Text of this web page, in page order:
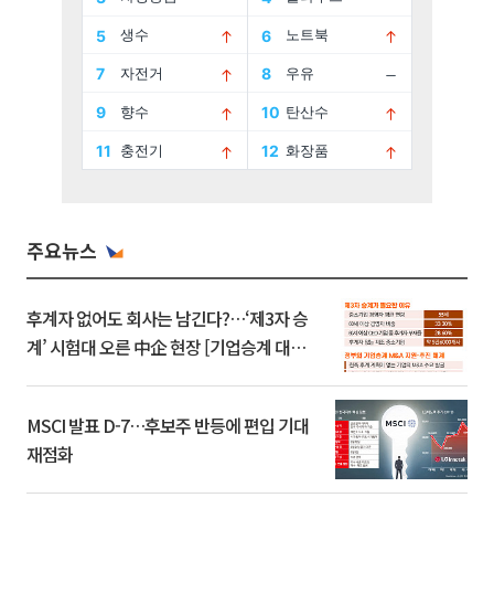
주요뉴스
후계자 없어도 회사는 남긴다?…‘제3자 승
계’ 시험대 오른 中企 현장 [기업승계 대전
MSCI 발표 D-7…후보주 반등에 편입 기대
재점화